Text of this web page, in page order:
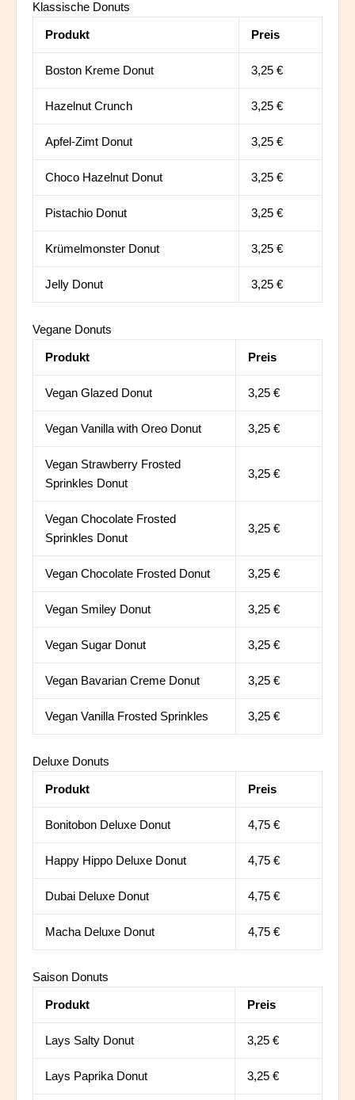
Klassische Donuts
Produkt Preis
Boston Kreme Donut 3,25 €
Hazelnut Crunch 3,25 €
Apfel-Zimt Donut 3,25 €
Choco Hazelnut Donut 3,25 €
Pistachio Donut 3,25 €
Krümelmonster Donut 3,25 €
Jelly Donut 3,25 €
Vegane Donuts
Produkt Preis
Vegan Glazed Donut 3,25 €
Vegan Vanilla with Oreo Donut 3,25 €
Vegan Strawberry Frosted
Sprinkles Donut
3,25 €
Vegan Chocolate Frosted
Sprinkles Donut
3,25 €
Vegan Chocolate Frosted Donut 3,25 €
Vegan Smiley Donut 3,25 €
Vegan Sugar Donut 3,25 €
Vegan Bavarian Creme Donut 3,25 €
Vegan Vanilla Frosted Sprinkles 3,25 €
Deluxe Donuts
Produkt Preis
Bonitobon Deluxe Donut 4,75 €
Happy Hippo Deluxe Donut 4,75 €
Dubai Deluxe Donut 4,75 €
Macha Deluxe Donut 4,75 €
Saison Donuts
Produkt Preis
Lays Salty Donut 3,25 €
Lays Paprika Donut 3,25 €